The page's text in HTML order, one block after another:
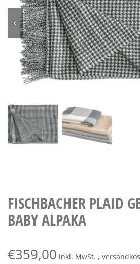
FISCHBACHER PLAID
BABY ALPAKA
€359,00 inkl. MwSt. ,